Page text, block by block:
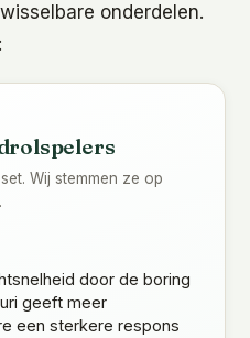
onderdelen.
Wij stemmen ze op
door de boring
geeft meer
een sterkere respons